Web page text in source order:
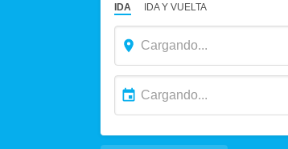
IDA IDA Y VUELTA